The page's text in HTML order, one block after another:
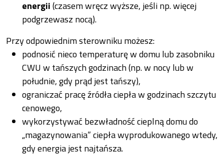
energii(czasem wręcz wyższe, jeśli np. więcej
podgrzewasz nocą).
Przy odpowiednim sterowniku możesz:
podnosić nieco temperaturę w domu lub zasobniku
CWU w tańszych godzinach (np. w nocy lub w
południe, gdy prąd jest tańszy),
ograniczać pracę źródła ciepła w godzinach szczytu
cenowego,
wykorzystywać bezwładność cieplną domu do
„magazynowania” ciepła wyprodukowanego wtedy,
gdy energia jest najtańsza.